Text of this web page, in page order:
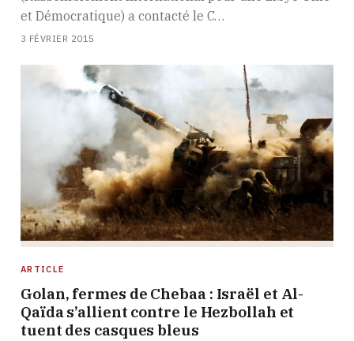
et Démocratique) a contacté le C…
3 FÉVRIER 2015
ARTICLE
Golan, fermes de Chebaa : Israël et Al-
Qaïda s’allient contre le Hezbollah et
tuent des casques bleus